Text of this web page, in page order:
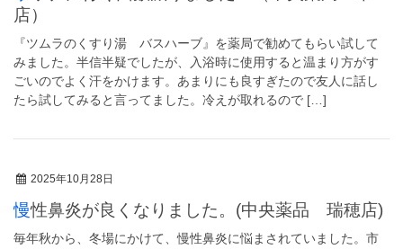
店）
『ツムラのくすり湯 バスハーブ』を薬局で勧めてもらい試して
みました。半信半疑でしたが、入浴時に使用すると温まり方がす
ごいのでよく汗をかけます。あまりにも良すぎたので友人に話し
たら試してみると言ってました。冷えが取れるので […]
2025年10月28日
慢性鼻炎が良くなりました。(中央薬品 瑞穂店)
毎年秋から、冬場にかけて、慢性鼻炎に悩まされていました。市